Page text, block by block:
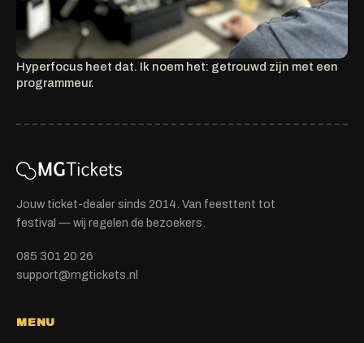
Hyperfocus heet dat. Ik noem het: getrouwd zijn met een
programmeur.
Jouw ticket-dealer sinds 2014. Van feesttent tot
festival — wij regelen de bezoekers.
085 301 20 26
support@mgtickets.nl
MENU